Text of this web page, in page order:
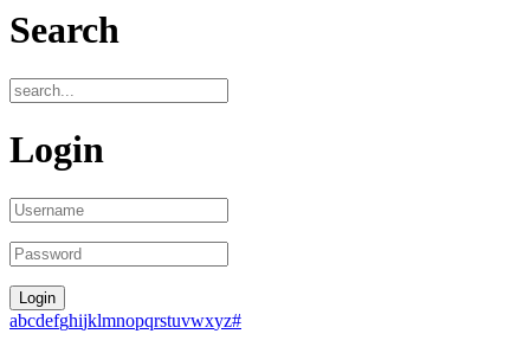
Search
Login
abcdefghijklmnopqrstuvwxyz#